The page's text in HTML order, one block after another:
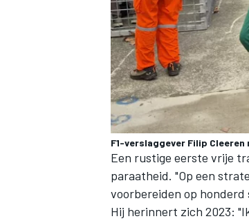
F1-verslaggever Filip
Een rustige eerste vrije
paraatheid. "Op een
voorbereiden op honderd
Hij herinnert zich 2023: